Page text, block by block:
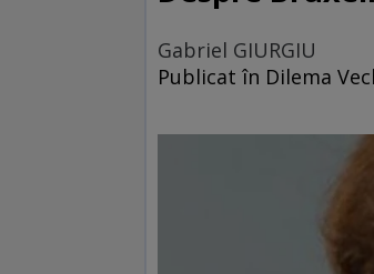
Gabriel GIURGIU
Publicat în Dilema